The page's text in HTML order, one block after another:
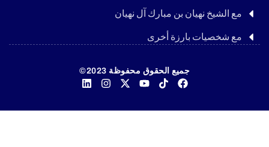
مع الشيخ نهيان بن مبارك آل نهيان
مع شخصيات بارزة أخرى
جميع الحقوق محفوظة 2023©